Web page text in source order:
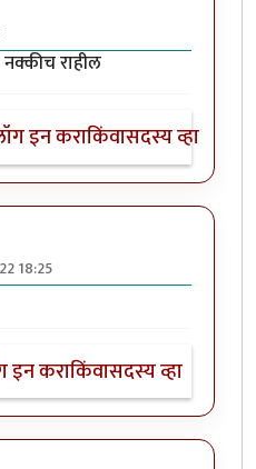
राजेंद्र मेहेंदळे
नक्कीच राहील
इन कराकिंवासदस्य व्हा
18:25
इन कराकिंवासदस्य व्हा